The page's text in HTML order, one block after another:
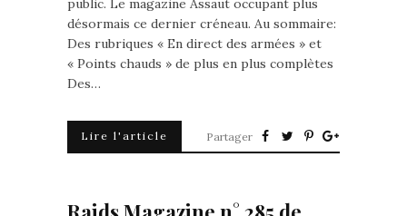
public. Le magazine Assaut occupant plus
désormais ce dernier créneau. Au sommaire:
Des rubriques « En direct des armées » et
« Points chauds » de plus en plus complètes
Des…
Lire l'article Partager